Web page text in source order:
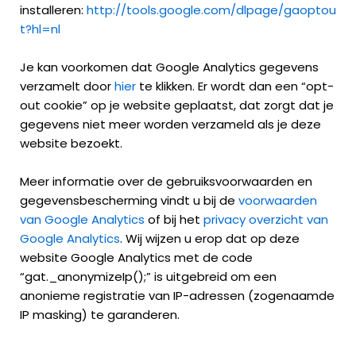
installeren: http://tools.google.com/dlpage/gaoptou
t?hl=nl
Je kan voorkomen dat Google Analytics gegevens
verzamelt doorhier te klikken. Er wordt dan een “opt-
out cookie” op je website geplaatst, dat zorgt dat je
gegevens niet meer worden verzameld als je deze
website bezoekt.
Meer informatie over de gebruiksvoorwaarden en
gegevensbescherming vindt u bij de voorwaarden
van Google Analytics of bij het privacy overzicht van
Google Analytics. Wij wijzen u erop dat op deze
website Google Analytics met de code
“gat._anonymizeIp();” is uitgebreid om een
anonieme registratie van IP-adressen (zogenaamde
IP masking) te garanderen.